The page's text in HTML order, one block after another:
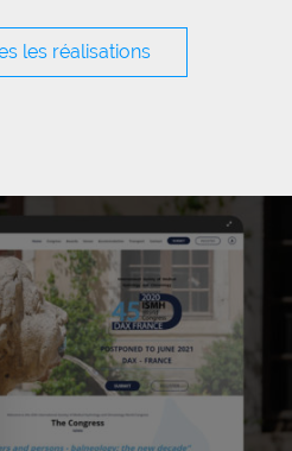
les réalisations